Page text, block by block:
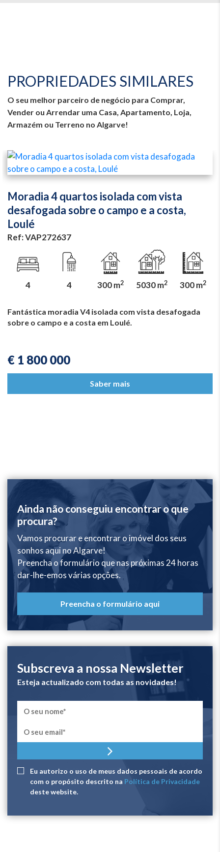
PROPRIEDADES SIMILARES
O seu melhor parceiro de negócio para Comprar,
Vender ou Arrendar uma Casa, Apartamento, Loja,
Armazém ou Terreno no Algarve!
Moradia 4 quartos isolada com vista
desafogada sobre o campo e a costa,
Loulé
Ref: VAP272637
4 4 300 m2 5030 m2 300 m2
Fantástica moradia V4 isolada com vista desafogada
sobre o campo e a costa em Loulé.
€ 1 800 000
Saber mais
Ainda não conseguiu encontrar o que
procura?
Vamos procurar e encontrar o imóvel dos seus
sonhos aqui no Algarve!
Preencha o formulário que nas próximas 24 horas
dar-lhe-emos várias opções.
Preencha o formulário aqui
Subscreva a nossa Newsletter
Esteja actualizado com todas as novidades!
Eu autorizo ​​o uso de meus dados pessoais de acordo
com o propósito descrito na Política de Privacidade
deste website.